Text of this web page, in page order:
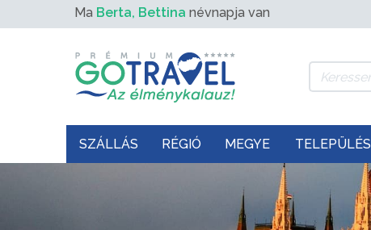
Ma Berta, Bettina névnapja van
SZÁLLÁS RÉGIÓ MEGYE TELEPÜLÉS